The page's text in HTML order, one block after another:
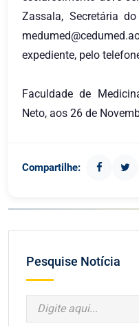
Zassala, Secretária
expediente, pelo
Faculdade de
Neto, aos 26 de
Compartilhe:
Pesquise Notícia